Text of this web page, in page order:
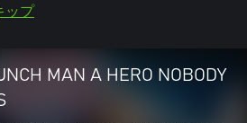
ップ
MAN A HERO NOBODY